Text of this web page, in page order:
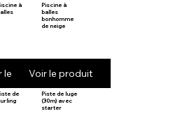
à
le produit
Piscine à
balles
bonhomme
de neige
Voir le produit
de
Piste de luge
(30m) avec
starter